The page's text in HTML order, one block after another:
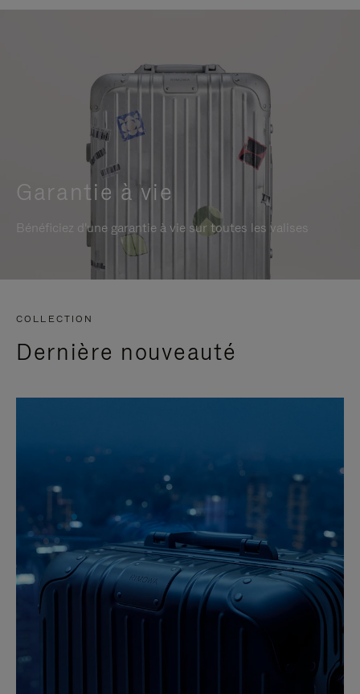
Garantie à vie
Bénéficiez d'une garantie à vie sur toutes les valises
COLLECTION
Dernière nouveauté